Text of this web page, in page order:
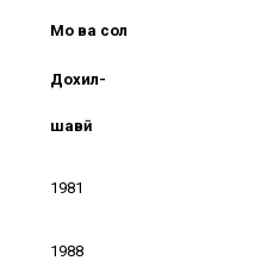
Моҳ ва сол
Дохил-
шавӣ
1981
1988